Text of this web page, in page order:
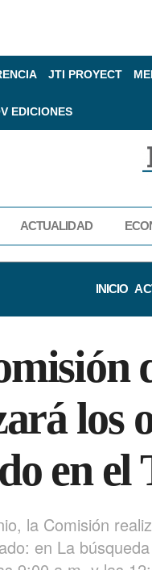
JTI PROYECT
EDICIONES
ACTUALIDAD
INICIO
los
en
la Comisión
en La